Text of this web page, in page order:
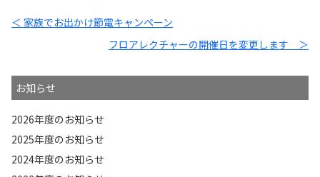
＜ 家族でお出かけ節電キャンペーン
フロアレクチャーの開催日を変更します ＞
お知らせ
2026年度のお知らせ
2025年度のお知らせ
2024年度のお知らせ